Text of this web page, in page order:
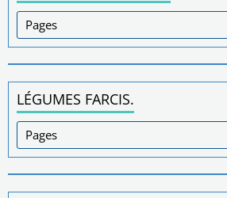
LÉGUMES FARCIS.